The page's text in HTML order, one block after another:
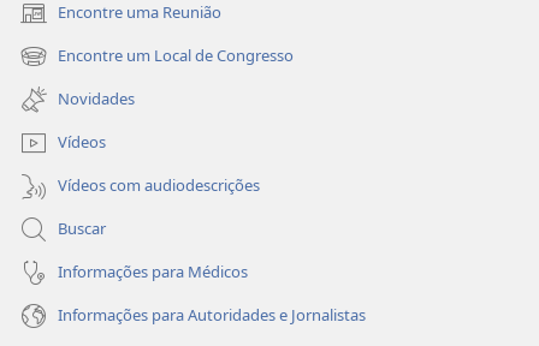
Encontre uma Reunião
(abre
nova
janela)
Encontre um Local de Congresso
(abre
nova
janela)
Novidades
Vídeos
Vídeos com audiodescrições
Buscar
Informações para Médicos
Informações para Autoridades e Jornalistas